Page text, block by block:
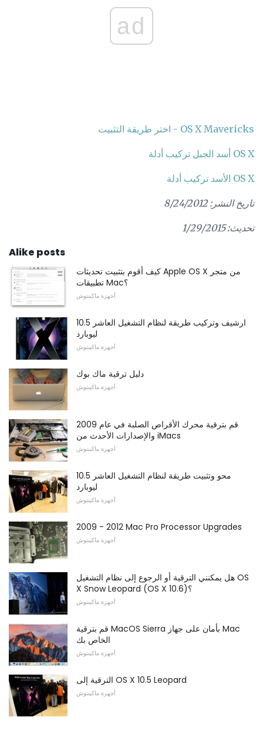
ad
OS X Mavericks - اختر طريقة التثبيت
OS X أسد الجبل تركيب أدلة
OS X الأسد تركيب أدلة
تاريخ النشر: 8/24/2012
تحديث: 1/29/2015
Alike posts
كيف أقوم بتثبيت تحديثات Apple OS X من متجر
تطبيقات Mac؟
أجهزة ماكينتوش
ارشيف وتركيب طريقة لنظام التشغيل العاشر 10.5
ليوبارد
أجهزة ماكينتوش
دليل ترقية ماك بوك
أجهزة ماكينتوش
قم بترقية محرك الأقراص الصلبة في عام 2009
والإصدارات الأحدث من iMacs
أجهزة ماكينتوش
محو وتثبيت طريقة لنظام التشغيل العاشر 10.5
ليوبارد
أجهزة ماكينتوش
2009 - 2012 Mac Pro Processor Upgrades
أجهزة ماكينتوش
هل يمكنني الترقية أو الرجوع إلى نظام التشغيل OS
X Snow Leopard (OS X 10.6)؟
أجهزة ماكينتوش
قم بترقية MacOS Sierra بأمان على جهاز Mac
الخاص بك
أجهزة ماكينتوش
الترقية إلى OS X 10.5 Leopard
أجهزة ماكينتوش